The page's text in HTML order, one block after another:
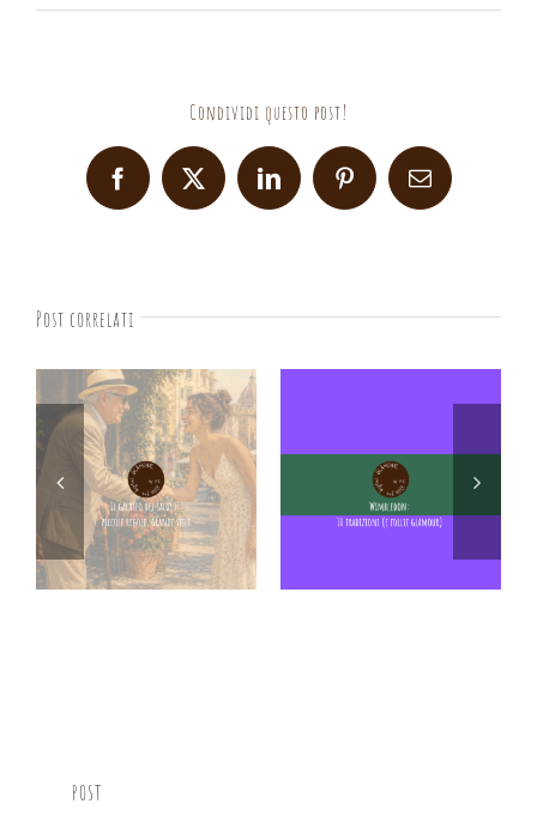
Condividi questo post!
Facebook
X LinkedInPinterestEmail
Post correlati
POST